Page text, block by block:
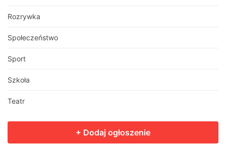
Rozrywka
Społeczeństwo
Sport
Szkoła
Teatr